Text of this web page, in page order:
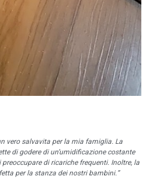
vero salvavita per la mia famiglia. La
di godere di un’umidificazione costante
di ricariche frequenti. Inoltre, la
per la stanza dei nostri bambini.”